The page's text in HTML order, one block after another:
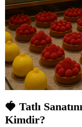
🍓 Tatlı
Kimdir?